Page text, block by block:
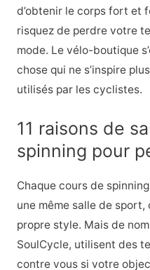
d’obtenir le corps fort et
risquez de perdre votre
mode. Le vélo-boutique
chose qui ne s’inspire
utilisés par les cyclistes.
11 raisons de
spinning pour
Chaque cours de
une même salle de
propre style. Mais de
SoulCycle, utilisent des
contre vous si votre